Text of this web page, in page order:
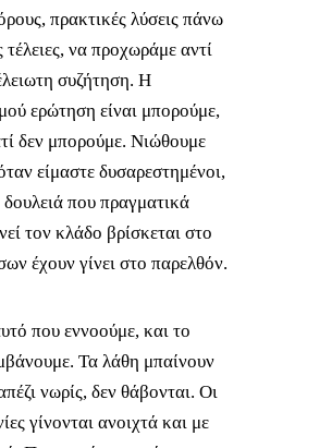
πρακτικές λύσεις πάνω
τέλειες, να προχωράμε αντί
συζήτηση. Η
ερώτηση είναι μπορούμε,
δεν μπορούμε. Νιώθουμε
είμαστε δυσαρεστημένοι,
δουλειά που πραγματικά
τον κλάδο βρίσκεται στο
έχουν γίνει στο παρελθόν.
που εννοούμε, και το
Τα λάθη μπαίνουν
νωρίς, δεν θάβονται. Οι
γίνονται ανοιχτά και με